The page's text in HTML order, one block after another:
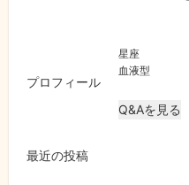
プロフィール
星座
血液型
Q&Aを見る
最近の投稿